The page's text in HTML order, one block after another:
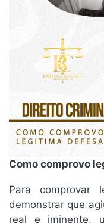
Como comprovo
Para comprovar
demonstrar que
real e iminente,